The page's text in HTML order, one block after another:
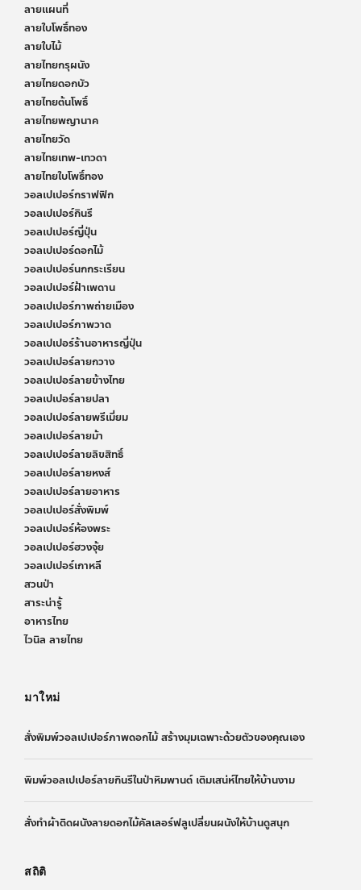
ลายแผนที่
ลายใบโพธิ์ทอง
ลายใบไม้
ลายไทยกรุผนัง
ลายไทยดอกบัว
ลายไทยต้นโพธิ์
ลายไทยพญานาค
ลายไทยวัด
ลายไทยเทพ-เทวดา
ลายไทยใบโพธิ์ทอง
วอลเปเปอร์กราฟฟิก
วอลเปเปอร์กินรี
วอลเปเปอร์ญี่ปุ่น
วอลเปเปอร์ดอกไม้
วอลเปเปอร์นกกระเรียน
วอลเปเปอร์ฝ้าเพดาน
วอลเปเปอร์ภาพถ่ายเมือง
วอลเปเปอร์ภาพวาด
วอลเปเปอร์ร้านอาหารญี่ปุ่น
วอลเปเปอร์ลายกวาง
วอลเปเปอร์ลายข้างไทย
วอลเปเปอร์ลายปลา
วอลเปเปอร์ลายพรีเมี่ยม
วอลเปเปอร์ลายม้า
วอลเปเปอร์ลายลิขสิทธิ์
วอลเปเปอร์ลายหงส์
วอลเปเปอร์ลายอาหาร
วอลเปเปอร์สั่งพิมพ์
วอลเปเปอร์ห้องพระ
วอลเปเปอร์ฮวงจุ้ย
วอลเปเปอร์เกาหลี
สวนป่า
สาระน่ารู้
อาหารไทย
ไวนิล ลายไทย
มาใหม่
สั่งพิมพ์วอลเปเปอร์ภาพดอกไม้ สร้างมุมเฉพาะด้วยตัวของคุณเอง
พิมพ์วอลเปเปอร์ลายกินรีในป่าหิมพานต์ เติมเสน่ห์ไทยให้บ้านงาม
สั่งทำผ้าติดผนังลายดอกไม้คัลเลอร์ฟลูเปลี่ยนผนังให้บ้านดูสนุก
สถิติ